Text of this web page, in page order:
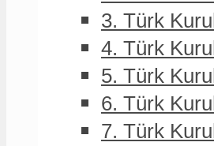
3. Türk
4. Türk
5. Türk
6. Türk
7. Türk